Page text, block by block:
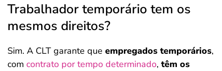
Trabalhador temporário tem os
mesmos direitos?
Sim. A CLT garante que empregados temporários,
com contrato por tempo determinado, têm os